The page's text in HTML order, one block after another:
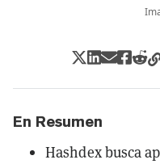
En Resumen
Hashdex busca